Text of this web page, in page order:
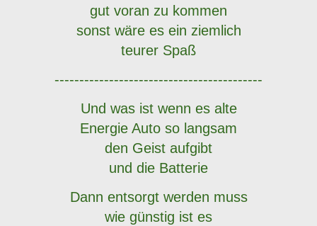
gut voran zu kommen
sonst wäre es ein ziemlich
teurer Spaß
------------------------------------------
Und was ist wenn es alte
Energie Auto so langsam
den Geist aufgibt
und die Batterie
Dann entsorgt werden muss
wie günstig ist es